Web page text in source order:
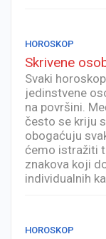
HOROSKOP
Skrivene
Svaki
jedinstvene
na površini.
često se kriju
obogaćuju
ćemo istražiti
znakova koji
individualnih
HOROSKOP